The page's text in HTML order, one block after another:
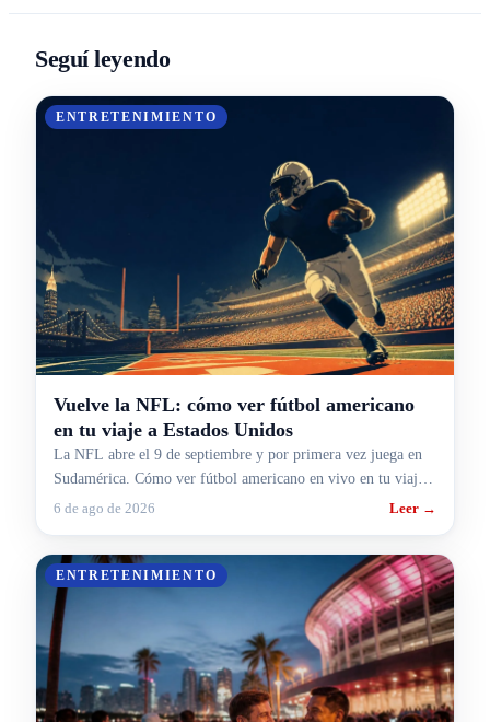
Seguí leyendo
ENTRETENIMIENTO
Vuelve la NFL: cómo ver fútbol americano
en tu viaje a Estados Unidos
La NFL abre el 9 de septiembre y por primera vez juega en
Sudamérica. Cómo ver fútbol americano en vivo en tu viaje a
Estados Unidos.
6 de ago de 2026 Leer →
ENTRETENIMIENTO